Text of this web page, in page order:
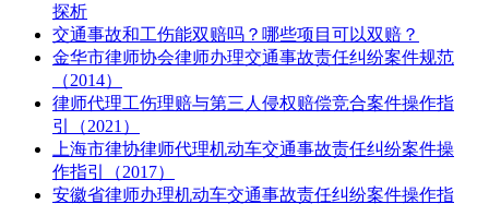
探析
交通事故和工伤能双赔吗？哪些项目可以双赔？
金华市律师协会律师办理交通事故责任纠纷案件规范
（2014）
律师代理工伤理赔与第三人侵权赔偿竞合案件操作指
引（2021）
上海市律协律师代理机动车交通事故责任纠纷案件操
作指引（2017）
安徽省律师办理机动车交通事故责任纠纷案件操作指